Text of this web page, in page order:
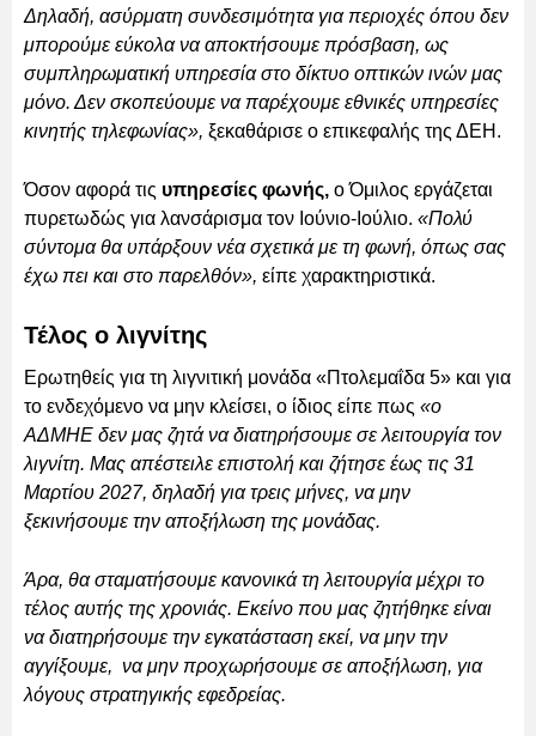
Δηλαδή, ασύρματη συνδεσιμότητα για περιοχές όπου δεν
μπορούμε εύκολα να αποκτήσουμε πρόσβαση, ως
συμπληρωματική υπηρεσία στο δίκτυο οπτικών ινών μας
μόνο. Δεν σκοπεύουμε να παρέχουμε εθνικές υπηρεσίες
κινητής τηλεφωνίας», ξεκαθάρισε ο επικεφαλής της ΔΕΗ.
Όσον αφορά τις υπηρεσίες φωνής, ο Όμιλος εργάζεται
πυρετωδώς για λανσάρισμα τον Ιούνιο-Ιούλιο. «Πολύ
σύντομα θα υπάρξουν νέα σχετικά με τη φωνή, όπως σας
έχω πει και στο παρελθόν», είπε χαρακτηριστικά.
Τέλος ο λιγνίτης
Ερωτηθείς για τη λιγνιτική μονάδα «Πτολεμαΐδα 5» και για
το ενδεχόμενο να μην κλείσει, ο ίδιος είπε πως «ο
ΑΔΜΗΕ δεν μας ζητά να διατηρήσουμε σε λειτουργία τον
λιγνίτη. Μας απέστειλε επιστολή και ζήτησε έως τις 31
Μαρτίου 2027, δηλαδή για τρεις μήνες, να μην
ξεκινήσουμε την αποξήλωση της μονάδας.
Άρα, θα σταματήσουμε κανονικά τη λειτουργία μέχρι το
τέλος αυτής της χρονιάς. Εκείνο που μας ζητήθηκε είναι
να διατηρήσουμε την εγκατάσταση εκεί, να μην την
αγγίξουμε, να μην προχωρήσουμε σε αποξήλωση, για
λόγους στρατηγικής εφεδρείας.